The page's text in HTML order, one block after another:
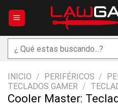
Buscar
por:
INICIO / PERIFÉRICOS /
TECLADOS GAMER /
Cooler Master: